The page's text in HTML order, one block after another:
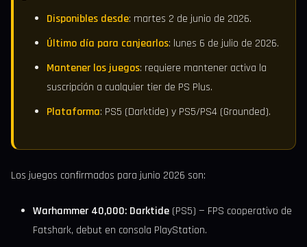
Disponibles desde: martes 2 de junio de 2026.
Último día para canjearlos: lunes 6 de julio de 2026.
Mantener los juegos: requiere mantener activa la
suscripción a cualquier tier de PS Plus.
Plataforma: PS5 (Darktide) y PS5/PS4 (Grounded).
Los juegos confirmados para junio 2026 son:
Warhammer 40,000: Darktide (PS5) — FPS cooperativo de
Fatshark, debut en consola PlayStation.